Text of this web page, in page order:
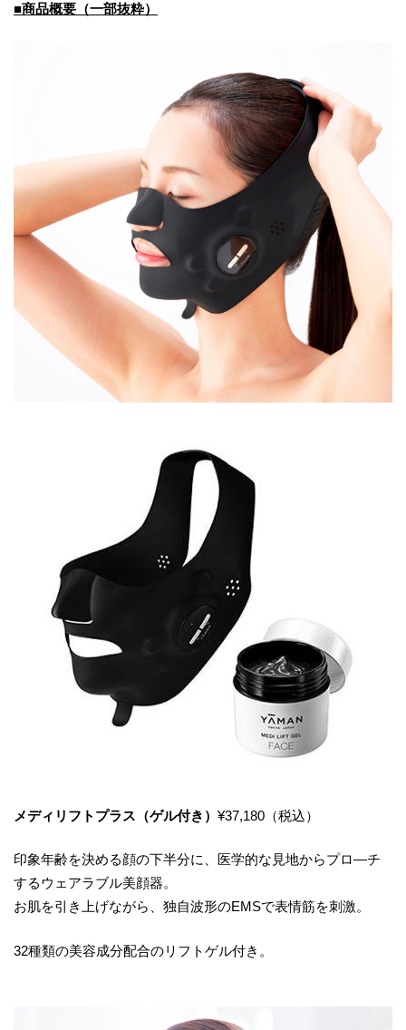
■商品概要（一部抜粋）
メディリフトプラス（ゲル付き） ¥37,180（税込）
印象年齢を決める顔の下半分に、医学的な見地からプロ―チ
するウェアラブル美顔器。
お肌を引き上げながら、独自波形のEMSで表情筋を刺激。
32種類の美容成分配合のリフトゲル付き。